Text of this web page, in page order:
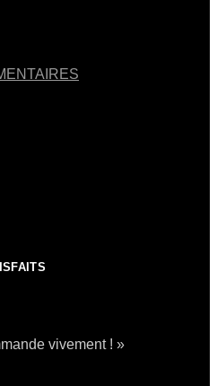
vivement ! »